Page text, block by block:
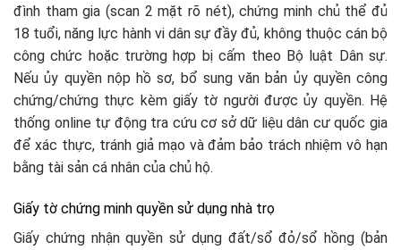
đình tham gia (scan 2 mặt rõ nét), chứng minh chủ thể đủ
18 tuổi, năng lực hành vi dân sự đầy đủ, không thuộc cán bộ
công chức hoặc trường hợp bị cấm theo Bộ luật Dân sự.
Nếu ủy quyền nộp hồ sơ, bổ sung văn bản ủy quyền công
chứng/chứng thực kèm giấy tờ người được ủy quyền. Hệ
thống online tự động tra cứu cơ sở dữ liệu dân cư quốc gia
để xác thực, tránh giả mạo và đảm bảo trách nhiệm vô hạn
bằng tài sản cá nhân của chủ hộ.​
Giấy tờ chứng minh quyền sử dụng nhà trọ
Giấy chứng nhận quyền sử dụng đất/sổ đỏ/sổ hồng (bản